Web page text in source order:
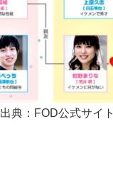
出典：FOD公式サイト